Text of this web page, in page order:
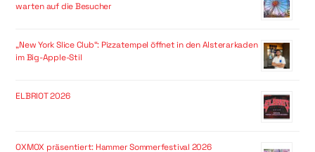
warten auf die Besucher
„New York Slice Club“: Pizzatempel öffnet in den Alsterarkaden
im Big-Apple-Stil
ELBRIOT 2026
OXMOX präsentiert: Hammer Sommerfestival 2026